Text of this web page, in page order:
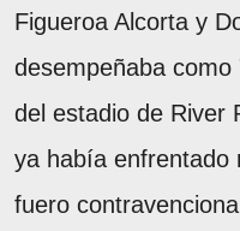
Figueroa Alcorta y
desempeñaba como
del estadio de River
ya había enfrentado
fuero